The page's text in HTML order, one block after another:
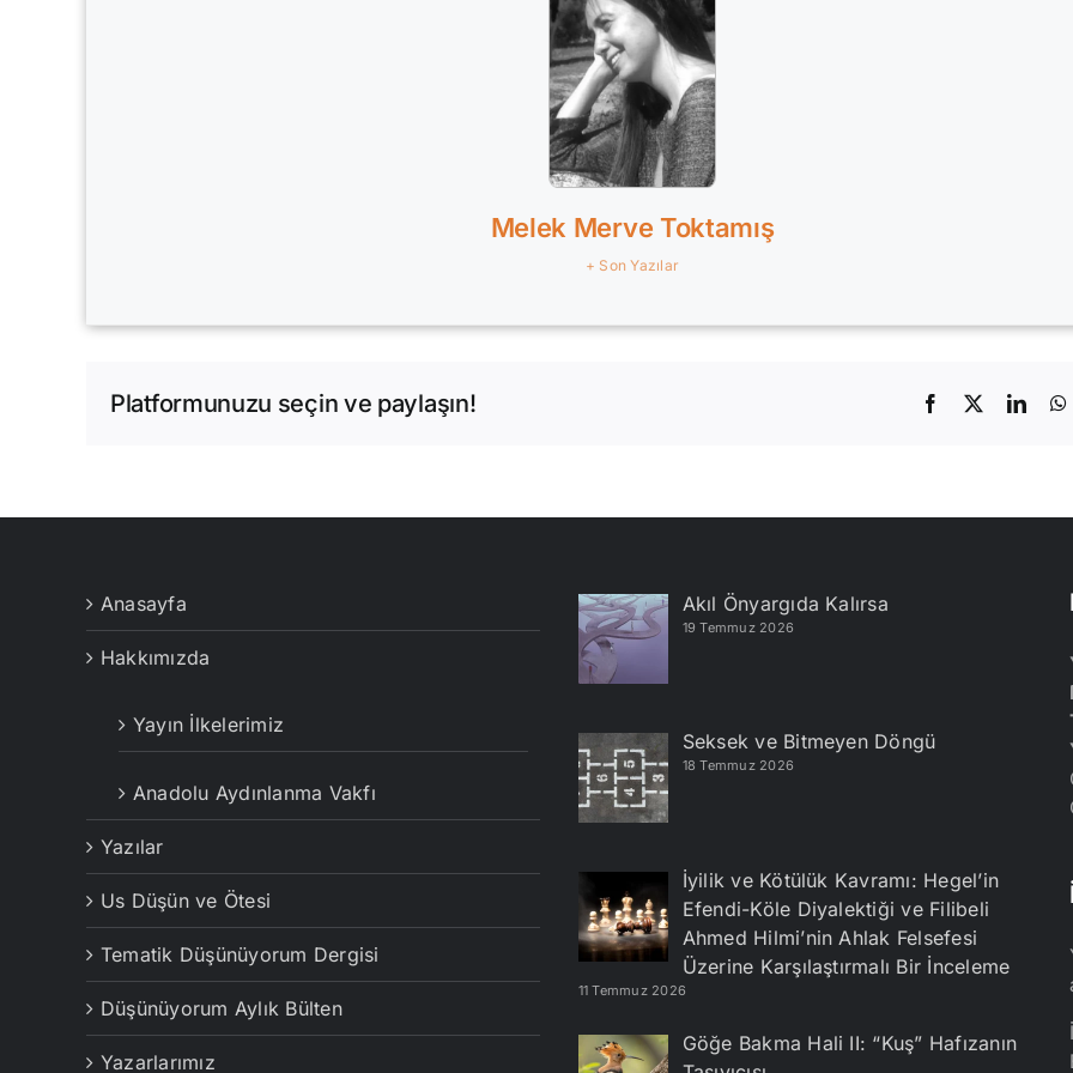
Melek Merve Toktamış
+ Son Yazılar
Platformunuzu seçin ve paylaşın! Facebook
Anasayfa
Hakkımızda
Yayın İlkelerimiz
Anadolu Aydınlanma Vakfı
Yazılar
Us Düşün ve Ötesi
Tematik Düşünüyorum Dergisi
Düşünüyorum Aylık Bülten
Yazarlarımız
Akıl Önyargıda Kalırsa
19 Temmuz 2026
Seksek ve Bitmeyen Döngü
18 Temmuz 2026
İyilik ve Kötülük Kavramı: Hegel’in
Efendi-Köle Diyalektiği ve Filibeli
Ahmed Hilmi’nin Ahlak Felsefesi
Üzerine Karşılaştırmalı Bir İnceleme
11 Temmuz 2026
Göğe Bakma Hali II: “Kuş” Hafızanın